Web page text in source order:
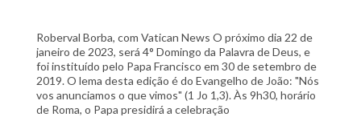
Roberval Borba, com Vatican News O próximo dia 22 de
janeiro de 2023, será 4° Domingo da Palavra de Deus, e
foi instituído pelo Papa Francisco em 30 de setembro de
2019. O lema desta edição é do Evangelho de João: "Nós
vos anunciamos o que vimos" (1 Jo 1,3). Às 9h30, horário
de Roma, o Papa presidirá a celebração